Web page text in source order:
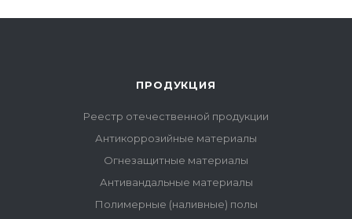
ПРОДУКЦИЯ
Реестр отечественной продукции
Антикоррозийные материалы
Огнезащитные материалы
Антивандальные материалы
Полимерные (наливные) полы